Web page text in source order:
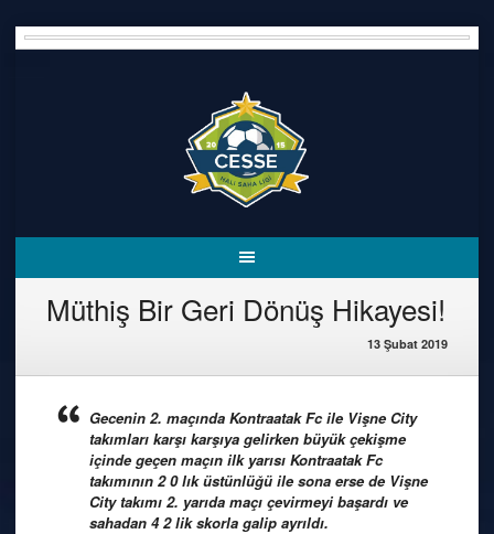
Skip
to
Müthiş Bir Geri Dönüş Hikayesi!
13 Şubat 2019
Gecenin 2. maçında Kontraatak Fc ile Vişne City
takımları karşı karşıya gelirken büyük çekişme
içinde geçen maçın ilk yarısı Kontraatak Fc
takımının 2 0 lık üstünlüğü ile sona erse de Vişne
City takımı 2. yarıda maçı çevirmeyi başardı ve
sahadan 4 2 lik skorla galip ayrıldı.